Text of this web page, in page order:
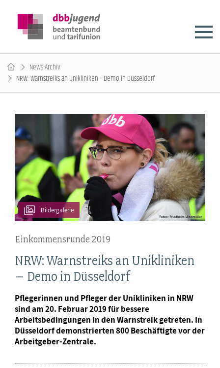
News-Archiv
NRW: Warnstreiks an Unikliniken – Demo in Düsseldorf
Bildergalerie
Einkommensrunde 2019
NRW: Warnstreiks an Unikliniken
– Demo in Düsseldorf
Pflegerinnen und Pfleger der Unikliniken in NRW
sind am 20. Februar 2019 für bessere
Arbeitsbedingungen in den Warnstreik getreten. In
Düsseldorf demonstrierten 800 Beschäftigte vor der
Arbeitgeber-Zentrale.